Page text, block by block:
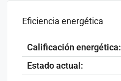
Eficiencia energética
Calificación energética:
Estado actual: